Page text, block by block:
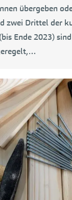
übergeben
zwei Drittel der
Ende 2023)